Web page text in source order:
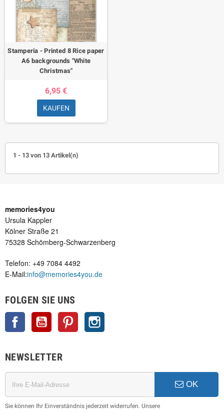
Stamperia - Printed 8 Rice paper
A6 backgrounds "White
Christmas"
6,95 €
KAUFEN
1 - 13 von 13 Artikel(n)
memories4you
Ursula Kappler
Kölner Straße 21
75328 Schömberg-Schwarzenberg
Telefon: +49 7084 4492
E-Mail:info@memories4you.de
FOLGEN SIE UNS
Facebook YouTube Pinterest
NEWSLETTER
OK
Sie können Ihr Einverständnis jederzeit widerrufen. Unsere